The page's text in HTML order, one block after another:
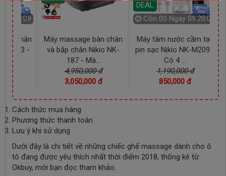
chân
NK-
DEAL
Còn
Máy tăm nước cầm tay
pin sạc Nikio NK-M209 -
Có 4 ...
1,190,000 đ
850,000 đ
DEAL
Còn01 Ngày 09:20:06
Nệm (đệm) massage
trên ô tô và tại nhà Nikio
NK-15...
2,290,000 đ
1,250,000 đ
Cách thức mua hàng
Phương thức thanh toán
Lưu ý khi sử dụng
Dưới đây là chi tiết về những chiếc ghế massage dành cho ô
tô đang được yêu thích nhất thời điểm 2018, thống kê từ
Okbuy, mời bạn đọc tham khảo.